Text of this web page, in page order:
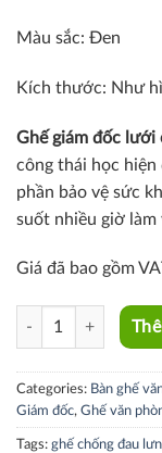
Màu sắc: Đen
Kích thước: Như
Ghế giám đốc lưới
công thái học hiện
phần bảo vệ sức
suốt nhiều giờ làm
Giá đã bao gồm
CR01001-M quantity
Categories: Bàn ghế
Giám đốc, Ghế văn
Tags: ghế chống đau